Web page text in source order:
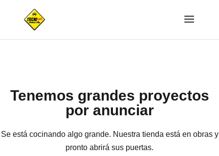
Tenemos grandes proyectos
por anunciar
Se está cocinando algo grande. Nuestra tienda está en obras y
pronto abrirá sus puertas.